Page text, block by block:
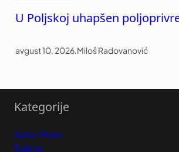
U Poljskoj uhapšen
avgust 10, 2026.Miloš Radovanović
Kategorije
Auto-Moto
Balkan